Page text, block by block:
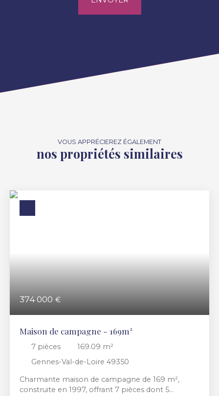
VOUS APPRÉCIEREZ ÉGALEMENT
nos propriétés similaires
374 000 €
Maison de campagne - 169m²
7 pièces 169.09 m²
Gennes-Val-de-Loire 49350
Charmante maison de campagne de 169 m²,
construite en 1997, offrant 7 pièces dont 5